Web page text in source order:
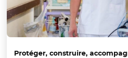
Protéger, construire,